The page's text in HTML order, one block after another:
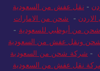
- نقل عفش من السعودية
- شحن من الامارات
شحن من أبوظبي للسعودية -
ونقل عفش من السعودية
- شركة شحن من السعودية
نقل عفش من السعودية